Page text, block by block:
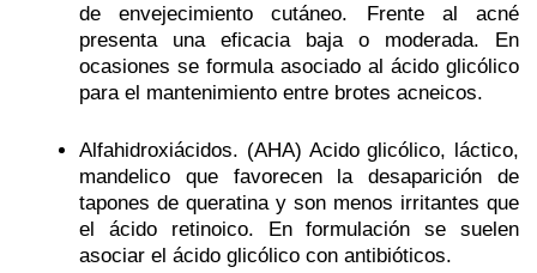
de envejecimiento cutáneo. Frente al acné
presenta una eficacia baja o moderada. En
ocasiones se formula asociado al ácido glicólico
para el mantenimiento entre brotes acneicos.
Alfahidroxiácidos. (AHA) Acido glicólico, láctico,
mandelico que favorecen la desaparición de
tapones de queratina y son menos irritantes que
el ácido retinoico. En formulación se suelen
asociar el ácido glicólico con antibióticos.